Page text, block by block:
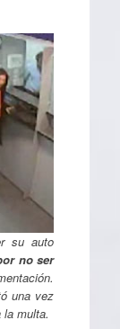
su auto
no ser
una vez
la multa.